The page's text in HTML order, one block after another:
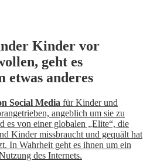
Kinder vor
geht es
etwas anderes
Social Media für Kinder und
angeblich um sie zu
es von einer globalen „Elite“, die
Kinder missbraucht und gequält hat
In Wahrheit geht es ihnen um ein
des Internets.